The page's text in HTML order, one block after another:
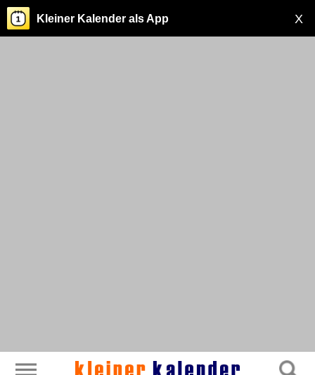
X
Kleiner Kalender als App